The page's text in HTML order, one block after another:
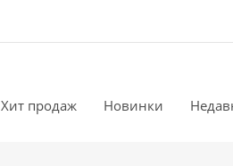
Хит продаж Новинки